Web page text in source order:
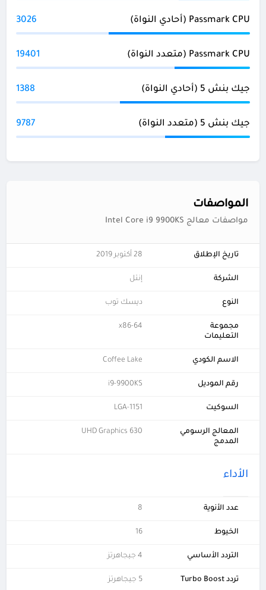
Passmark CPU (أحادي النواة) 3026
Passmark CPU (متعدد النواة) 19401
جيك بنش 5 (أحادي النواة) 1388
جيك بنش 5 (متعدد النواة) 9787
المواصفات
مواصفات معالج Intel Core i9 9900KS
تاريخ الإطلاق 28 أكتوبر 2019
الشركة إنتل
النوع ديسك توب
مجموعة
التعليمات
x86-64
الاسم الكودي Coffee Lake
رقم الموديل i9-9900KS
السوكيت LGA-1151
المعالج الرسومي
المدمج
UHD Graphics 630
الأداء
عدد الأنوية 8
الخيوط 16
التردد الأساسي 4 جيجاهرتز
تردد Turbo Boost 5 جيجاهرتز